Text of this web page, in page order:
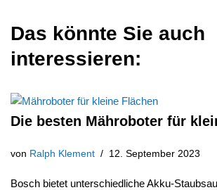
Das könnte Sie auch
interessieren:
Die besten Mähroboter für
von Ralph Klement 12. September 2023
Bosch bietet unterschiedliche Akku-